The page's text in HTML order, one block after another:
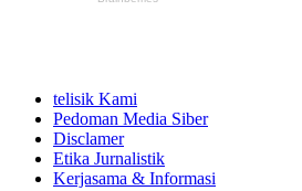
telisik Kami
Pedoman Media Siber
Disclamer
Etika Jurnalistik
Kerjasama & Informasi